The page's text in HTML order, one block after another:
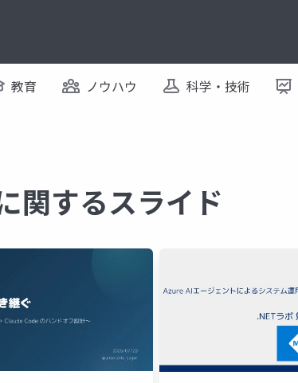
教育 ノウハウ 科学・技術
関するスライド